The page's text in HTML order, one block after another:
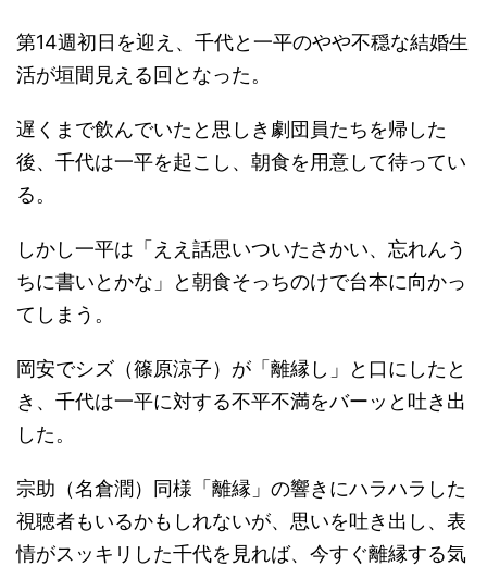
第14週初日を迎え、千代と一平のやや不穏な結婚生
活が垣間見える回となった。
遅くまで飲んでいたと思しき劇団員たちを帰した
後、千代は一平を起こし、朝食を用意して待ってい
る。
しかし一平は「ええ話思いついたさかい、忘れんう
ちに書いとかな」と朝食そっちのけで台本に向かっ
てしまう。
岡安でシズ（篠原涼子）が「離縁し」と口にしたと
き、千代は一平に対する不平不満をバーッと吐き出
した。
宗助（名倉潤）同様「離縁」の響きにハラハラした
視聴者もいるかもしれないが、思いを吐き出し、表
情がスッキリした千代を見れば、今すぐ離縁する気